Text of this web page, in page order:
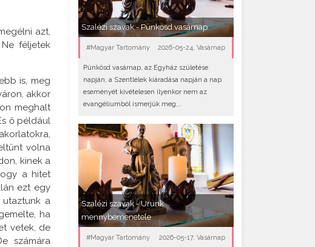
azt,
féljetek
is, meg
akkor
meghalt
ő például
volna
kinek a
a hitet
ezt egy
utaztunk a
ha
vetek, de
számára
Szalézi szavak - Pünkösd vasárnap
#Magyar Tartomány 2026-05-24, Vasárnap
Pünkösd vasárnap, az Egyház születése
napján, a Szentlélek kiáradása napján a nap
eseményét kivételesen ilyenkor nem az
evangéliumból ismerjük meg,..
Szalézi szavak - Urunk
mennybemenetele
#Magyar Tartomány 2026-05-17, Vasárnap